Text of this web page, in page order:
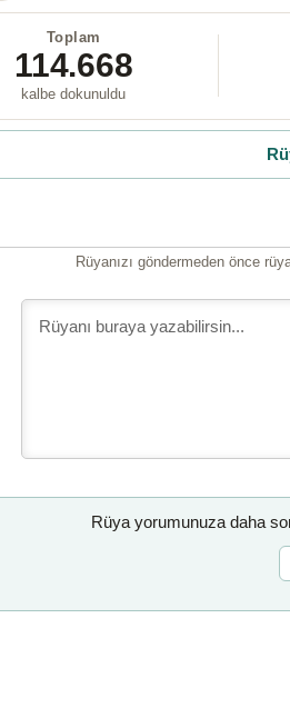
Toplam
114.668
kalbe dokunuldu
Rüyanızı göndermeden önce
Rüya yorumunuza daha